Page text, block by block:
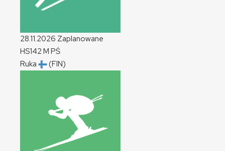
28.11.2026 Zaplanowane
HS142M PŚ
Ruka
(FIN)